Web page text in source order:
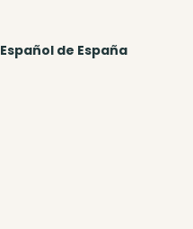
Español de España